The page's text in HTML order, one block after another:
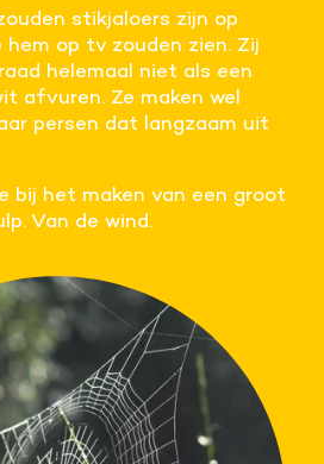
stikjaloers zijn op
op tv zouden zien. Zij
helemaal niet als een
afvuren. Ze maken wel
persen dat langzaam uit
bij het maken van een groot
Van de wind.